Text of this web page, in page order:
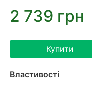
2 739 грн
Купити
Властивості